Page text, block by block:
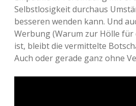
Selbstlosigkeit durchaus
besseren wenden kann. Und
Werbung (Warum zur Hölle für
ist, bleibt die vermittelte
Auch oder gerade ganz ohne